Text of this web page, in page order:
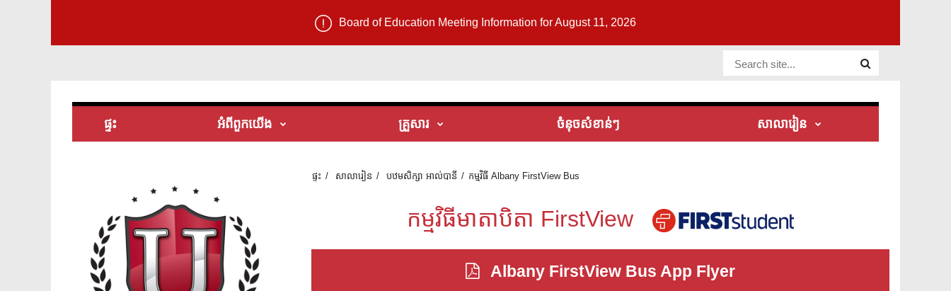
Board of Education Meeting Information for August 11, 2026
Website Site
ផ្ទះ អំពី​ពួក​យើង គ្រួសារ ចំនុចសំខាន់ៗ សាលារៀន
ផ្ទះ សាលារៀន បឋមសិក្សា អាល់បានី កម្មវិធី Albany FirstView Bus
កម្មវិធីមាតាបិតា FirstView
Albany FirstView Bus App Flyer